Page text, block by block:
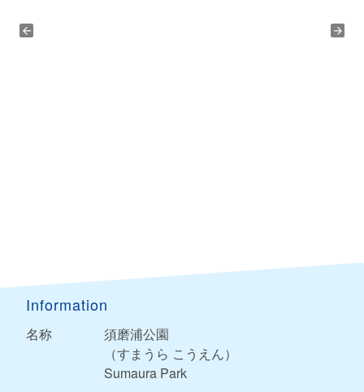
Information
名称
須磨浦公園
（すまうら こうえん）
Sumaura Park